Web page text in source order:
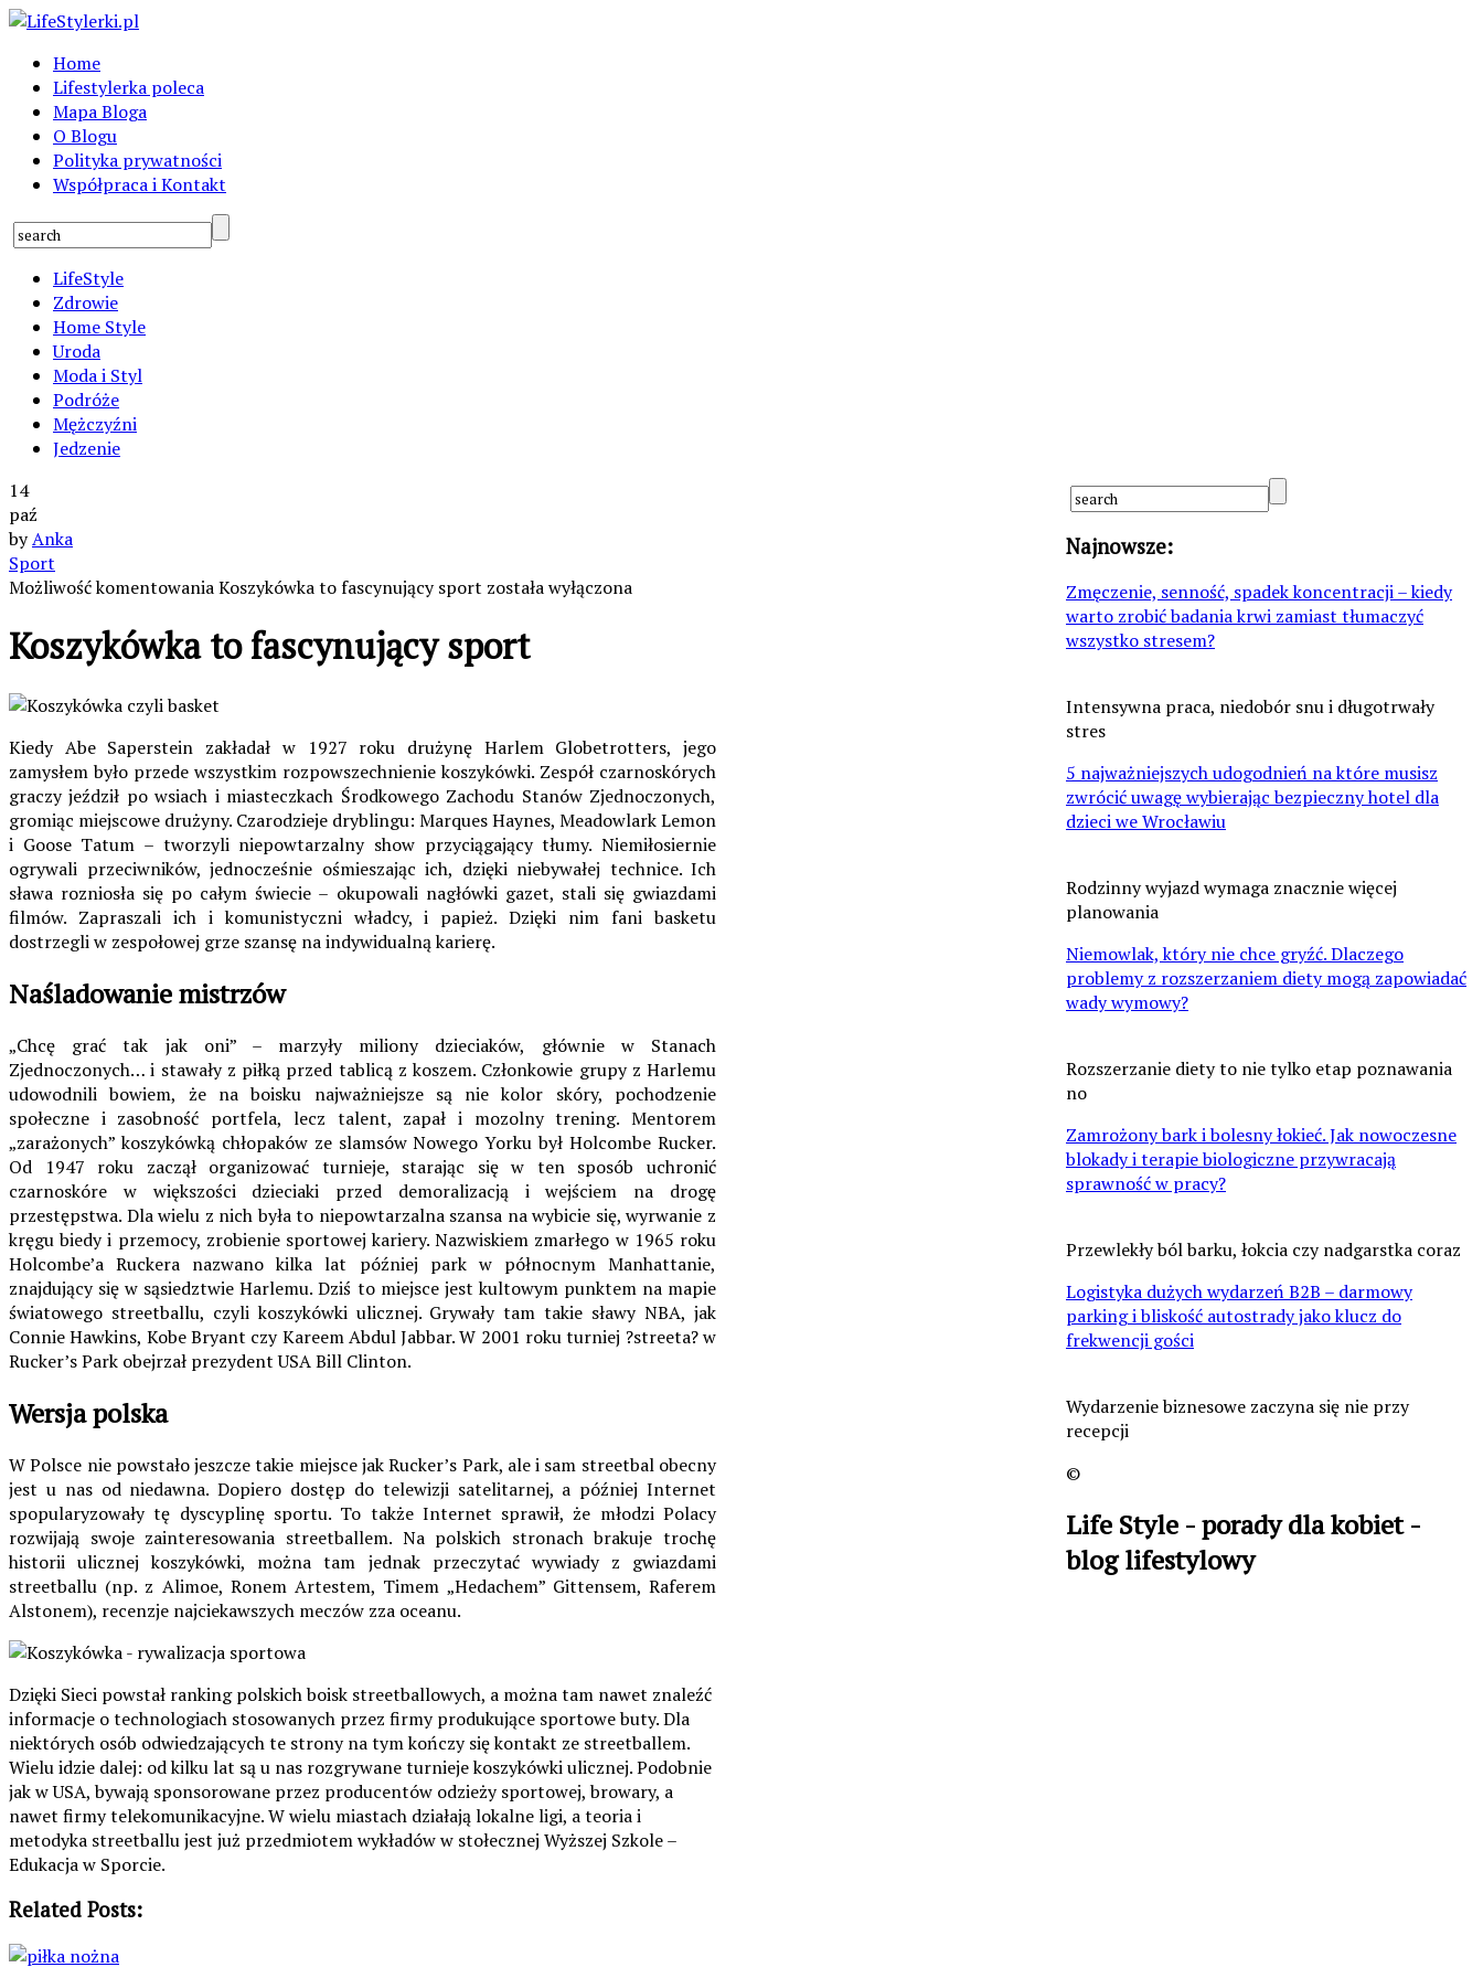
Home
Lifestylerka poleca
Mapa Bloga
O Blogu
Polityka prywatności
Współpraca i Kontakt
LifeStyle
Zdrowie
Home Style
Uroda
Moda i Styl
Podróże
Mężczyźni
Jedzenie
14
paź
byAnka
Sport
Możliwość komentowaniaKoszykówka to fascynujący sport została wyłączona
Koszykówka to fascynujący sport
Kiedy Abe Saperstein zakładał w 1927 roku drużynę Harlem Globetrotters, jego
zamysłem było przede wszystkim rozpowszechnienie koszykówki. Zespół czarnoskórych
graczy jeździł po wsiach i miasteczkach Środkowego Zachodu Stanów Zjednoczonych,
gromiąc miejscowe drużyny. Czarodzieje dryblingu: Marques Haynes, Meadowlark Lemon
i Goose Tatum – tworzyli niepowtarzalny show przyciągający tłumy. Niemiłosiernie
ogrywali przeciwników, jednocześnie ośmieszając ich, dzięki niebywałej technice. Ich
sława rozniosła się po całym świecie – okupowali nagłówki gazet, stali się gwiazdami
filmów. Zapraszali ich i komunistyczni władcy, i papież. Dzięki nim fani basketu
dostrzegli w zespołowej grze szansę na indywidualną karierę.
Naśladowanie mistrzów
„Chcę grać tak jak oni” – marzyły miliony dzieciaków, głównie w Stanach
Zjednoczonych… i stawały z piłką przed tablicą z koszem. Członkowie grupy z Harlemu
udowodnili bowiem, że na boisku najważniejsze są nie kolor skóry, pochodzenie
społeczne i zasobność portfela, lecz talent, zapał i mozolny trening. Mentorem
„zarażonych” koszykówką chłopaków ze slamsów Nowego Yorku był Holcombe Rucker.
Od 1947 roku zaczął organizować turnieje, starając się w ten sposób uchronić
czarnoskóre w większości dzieciaki przed demoralizacją i wejściem na drogę
przestępstwa. Dla wielu z nich była to niepowtarzalna szansa na wybicie się, wyrwanie z
kręgu biedy i przemocy, zrobienie sportowej kariery. Nazwiskiem zmarłego w 1965 roku
Holcombe’a Ruckera nazwano kilka lat później park w północnym Manhattanie,
znajdujący się w sąsiedztwie Harlemu. Dziś to miejsce jest kultowym punktem na mapie
światowego streetballu, czyli koszykówki ulicznej. Grywały tam takie sławy NBA, jak
Connie Hawkins, Kobe Bryant czy Kareem Abdul Jabbar. W 2001 roku turniej ?streeta? w
Rucker’s Park obejrzał prezydent USA Bill Clinton.
Wersja polska
W Polsce nie powstało jeszcze takie miejsce jak Rucker’s Park, ale i sam streetbal obecny
jest u nas od niedawna. Dopiero dostęp do telewizji satelitarnej, a później Internet
spopularyzowały tę dyscyplinę sportu. To także Internet sprawił, że młodzi Polacy
rozwijają swoje zainteresowania streetballem. Na polskich stronach brakuje trochę
historii ulicznej koszykówki, można tam jednak przeczytać wywiady z gwiazdami
streetballu (np. z Alimoe, Ronem Artestem, Timem „Hedachem” Gittensem, Raferem
Alstonem), recenzje najciekawszych meczów zza oceanu.
Dzięki Sieci powstał ranking polskich boisk streetballowych, a można tam nawet znaleźć
informacje o technologiach stosowanych przez firmy produkujące sportowe buty. Dla
niektórych osób odwiedzających te strony na tym kończy się kontakt ze streetballem.
Wielu idzie dalej: od kilku lat są u nas rozgrywane turnieje koszykówki ulicznej. Podobnie
jak w USA, bywają sponsorowane przez producentów odzieży sportowej, browary, a
nawet firmy telekomunikacyjne. W wielu miastach działają lokalne ligi, a teoria i
metodyka streetballu jest już przedmiotem wykładów w stołecznej Wyższej Szkole –
Edukacja w Sporcie.
Related Posts:
Najnowsze:
Zmęczenie, senność, spadek koncentracji – kiedy
warto zrobić badania krwi zamiast tłumaczyć
wszystko stresem?
Intensywna praca, niedobór snu i długotrwały
stres
5 najważniejszych udogodnień na które musisz
zwrócić uwagę wybierając bezpieczny hotel dla
dzieci we Wrocławiu
Rodzinny wyjazd wymaga znacznie więcej
planowania
Niemowlak, który nie chce gryźć. Dlaczego
problemy z rozszerzaniem diety mogą zapowiadać
wady wymowy?
Rozszerzanie diety to nie tylko etap poznawania
no
Zamrożony bark i bolesny łokieć. Jak nowoczesne
blokady i terapie biologiczne przywracają
sprawność w pracy?
Przewlekły ból barku, łokcia czy nadgarstka coraz
Logistyka dużych wydarzeń B2B – darmowy
parking i bliskość autostrady jako klucz do
frekwencji gości
Wydarzenie biznesowe zaczyna się nie przy
recepcji
©
Life Style - porady dla kobiet -
blog lifestylowy